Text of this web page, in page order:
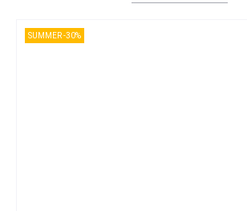
SUMMER -30%